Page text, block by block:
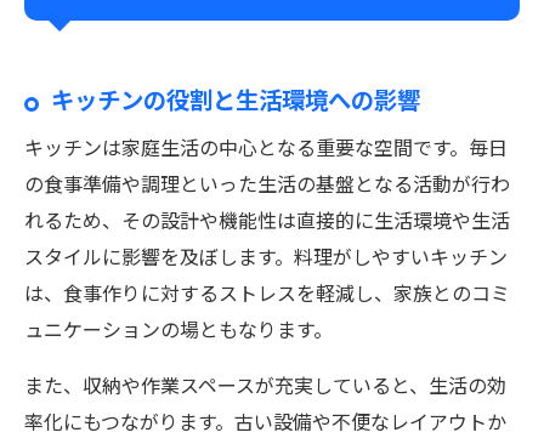
キッチンの役割と生活環境への影響
キッチンは家庭生活の中心となる重要な空間です。毎日
の食事準備や調理といった生活の基盤となる活動が行わ
れるため、その設計や機能性は直接的に生活環境や生活
スタイルに影響を及ぼします。料理がしやすいキッチン
は、食事作りに対するストレスを軽減し、家族とのコミ
ュニケーションの場ともなります。
また、収納や作業スペースが充実していると、生活の効
率化にもつながります。古い設備や不便なレイアウトか